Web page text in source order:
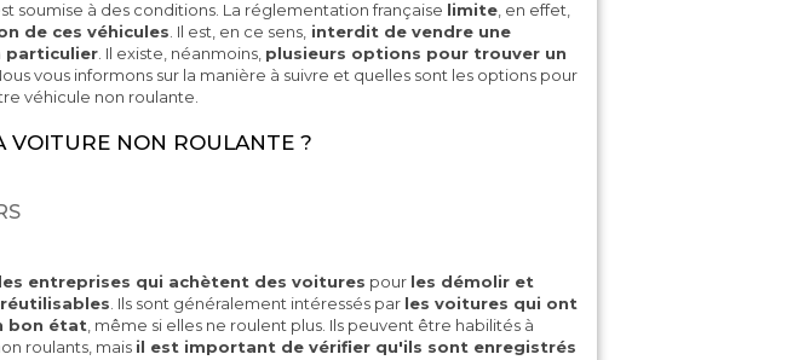
soumise à des conditions. La réglementation française limite, en effet,
de ces véhicules . Il est, en ce sens, interdit de vendre une
particulier. Il existe, néanmoins, plusieurs options pour trouver un
vous informons sur la manière à suivre et quelles sont les options pour
véhicule non roulante.
VOITURE NON ROULANTE ?
entreprises qui achètent des voitures pour les démolir et
. Ils sont généralement intéressés par les voitures qui ont
bon état , même si elles ne roulent plus. Ils peuvent être habilités à
roulants, mais il est important de vérifier qu'ils sont enregistrés